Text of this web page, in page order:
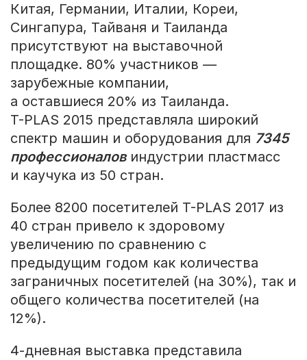
Китая, Германии, Италии, Кореи,
Сингапура, Тайваня и Таиланда
присутствуют на выставочной
площадке. 80% участников —
зарубежные компании,
а оставшиеся 20% из Таиланда.
T-PLAS 2015 представляла широкий
спектр машин и оборудования для 7345
профессионаловиндустрии пластмасс
и каучука из 50 стран.
Более 8200 посетителей T-PLAS 2017 из
40 стран привело к здоровому
увеличению по сравнению с
предыдущим годом как количества
заграничных посетителей (на 30%), так и
общего количества посетителей (на
12%).
4-дневная выставка представила